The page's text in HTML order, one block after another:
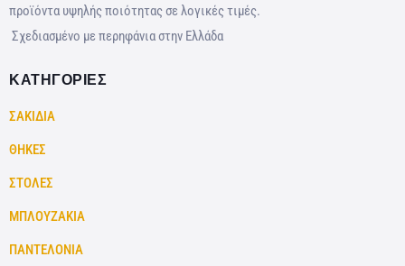
προϊόντα υψηλής ποιότητας σε λογικές τιμές.
Σχεδιασμένο με περηφάνια στην Ελλάδα
ΚΑΤΗΓΟΡΙΕΣ
ΣΑΚΙΔΙΑ
ΘΗΚΕΣ
ΣΤΟΛΕΣ
ΜΠΛΟΥΖΑΚΙΑ
ΠΑΝΤΕΛΟΝΙΑ